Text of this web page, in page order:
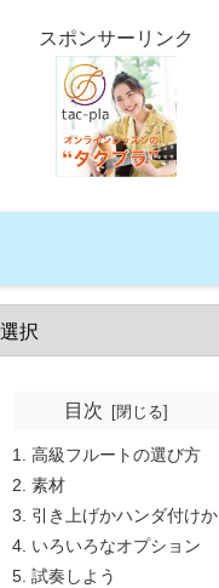
スポンサーリンク
目次
高級フルートの選び方
素材
引き上げかハンダ付けか
いろいろなオプション
試奏しよう